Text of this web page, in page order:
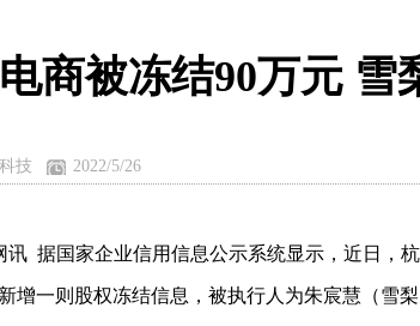
商被冻结90万元 雪
技 2022/5/26
讯 据国家企业信用信息公示系统显示，近日，
增一则股权冻结信息，被执行人为朱宸慧（雪